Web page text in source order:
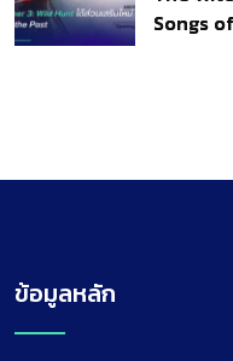
Songs
ข้อมูลหลัก